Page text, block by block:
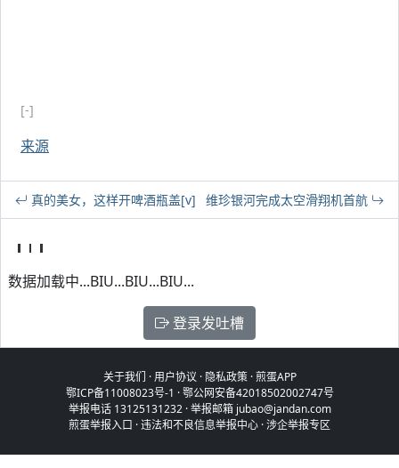
[-]
来源
真的美女，这样开啤酒瓶盖[v] 维珍银河完成太空滑翔机首航
数据加载中...BIU...BIU...BIU...
登录发吐槽
关于我们 ·用户协议 · 隐私政策·煎蛋APP
鄂ICP备11008023号-1 ·鄂公网安备42018502002747号
举报电话 13125131232 · 举报邮箱 jubao@jandan.com
煎蛋举报入口 ·违法和不良信息举报中心 ·涉企举报专区